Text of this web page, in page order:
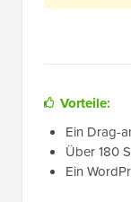
Vorteile:
Ein Drag-
Über 180
Ein